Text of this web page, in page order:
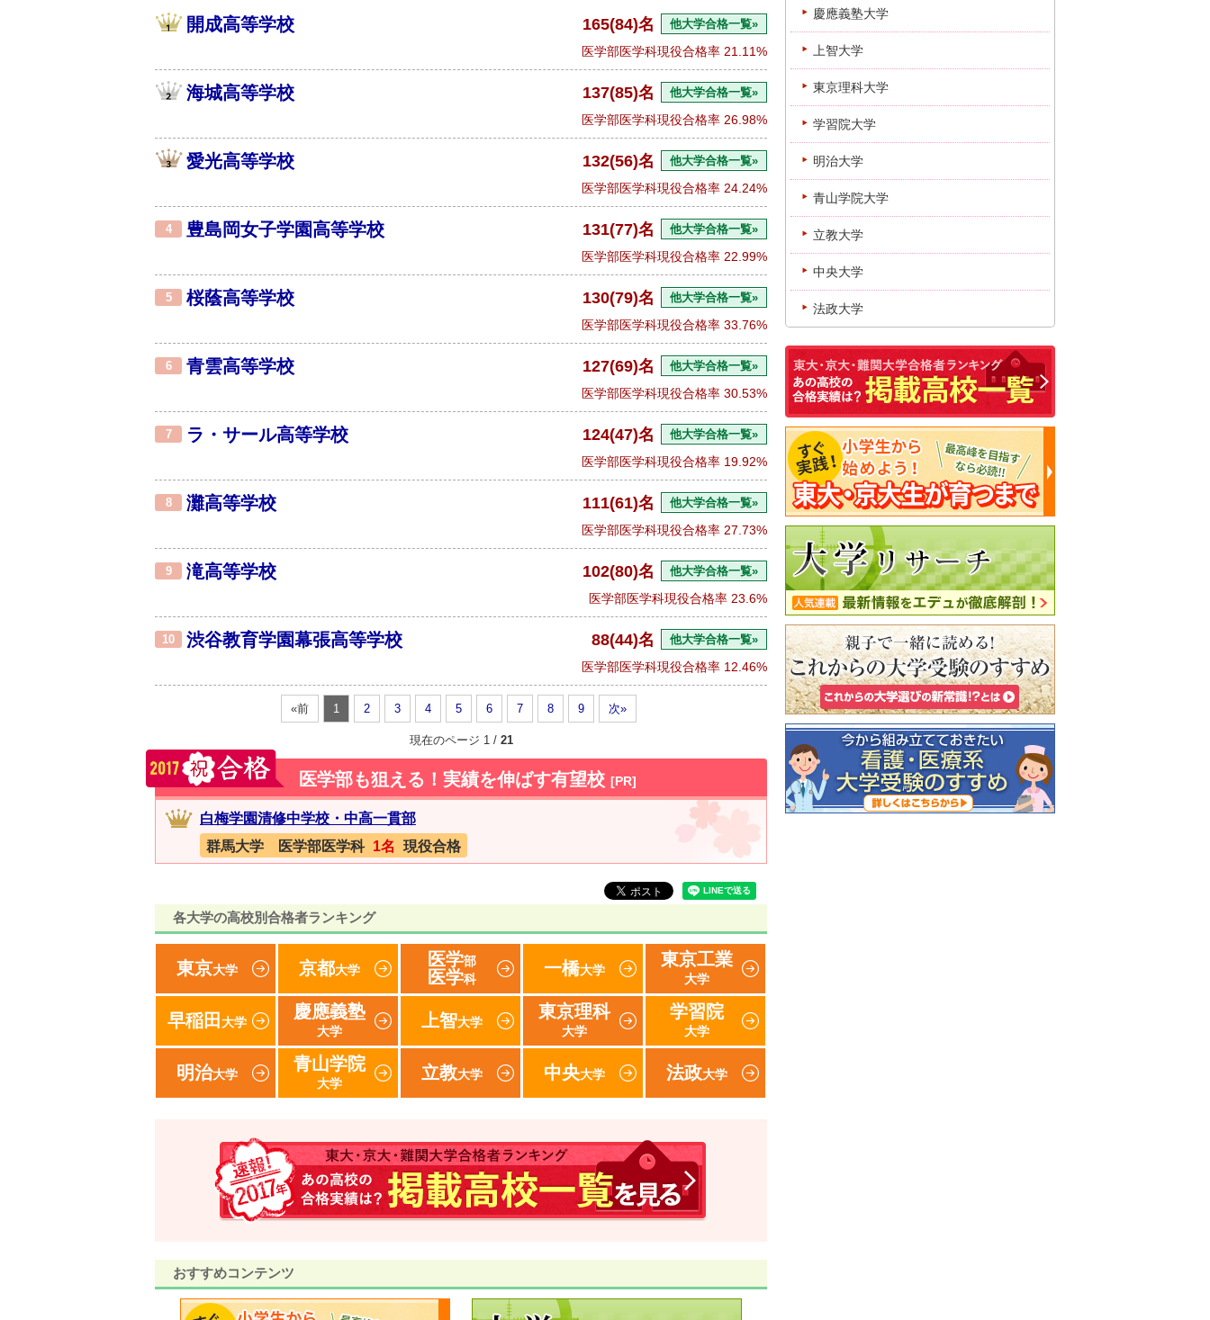
開成高等学校 165(84)名 他大学合格一覧»
医学部医学科現役合格率 21.11%
海城高等学校 137(85)名 他大学合格一覧»
医学部医学科現役合格率 26.98%
愛光高等学校 132(56)名 他大学合格一覧»
医学部医学科現役合格率 24.24%
4 豊島岡女子学園高等学校 131(77)名 他大学合格一覧»
医学部医学科現役合格率 22.99%
5 桜蔭高等学校 130(79)名 他大学合格一覧»
医学部医学科現役合格率 33.76%
6 青雲高等学校 127(69)名 他大学合格一覧»
医学部医学科現役合格率 30.53%
7 ラ・サール高等学校 124(47)名 他大学合格一覧»
医学部医学科現役合格率 19.92%
8 灘高等学校 111(61)名 他大学合格一覧»
医学部医学科現役合格率 27.73%
9 滝高等学校 102(80)名 他大学合格一覧»
医学部医学科現役合格率 23.6%
10 渋谷教育学園幕張高等学校 88(44)名 他大学合格一覧»
医学部医学科現役合格率 12.46%
«前 1 2 3 4 5 6 7 8 9 次»
現在のページ 1 / 21
医学部も狙える！実績を伸ばす有望校 [PR]
白梅学園清修中学校・中高一貫部
群馬大学 医学部医学科 1名 現役合格
各大学の高校別合格者ランキング
東京大学 京都大学
医学部
医学科
一橋大学
東京工業
大学
早稲田 大学
慶應義塾
大学
上智大学
東京理科
大学
学習院
大学
明治大学
青山学院
大学
立教大学 中央大学 法政大学
おすすめコンテンツ
慶應義塾大学
上智大学
東京理科大学
学習院大学
明治大学
青山学院大学
立教大学
中央大学
法政大学